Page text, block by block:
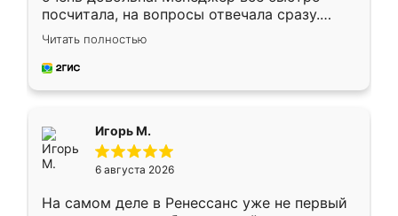
посчитала, на вопросы отвечала сразу.
Замерщик приехал в субботу, подошёл к
делу со всей ответственностью. Собрали
за день, ребята работали аккуратно, даже
Читать полностью
Игорь М.
6 августа 2026
На самом деле в Ренессанс уже не первый